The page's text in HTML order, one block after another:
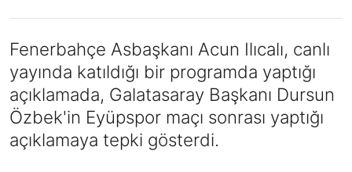
Fenerbahçe Asbaşkanı Acun Ilıcalı, canlı
yayında katıldığı bir programda yaptığı
açıklamada, Galatasaray Başkanı Dursun
Özbek'in Eyüpspor maçı sonrası yaptığı
açıklamaya tepki gösterdi.